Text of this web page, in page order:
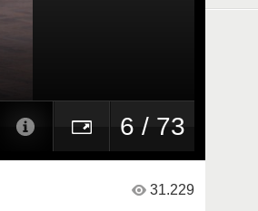
6 / 73
31.229